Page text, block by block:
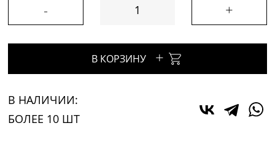
- +
В КОРЗИНУ +
В НАЛИЧИИ:
БОЛЕЕ 10 ШТ